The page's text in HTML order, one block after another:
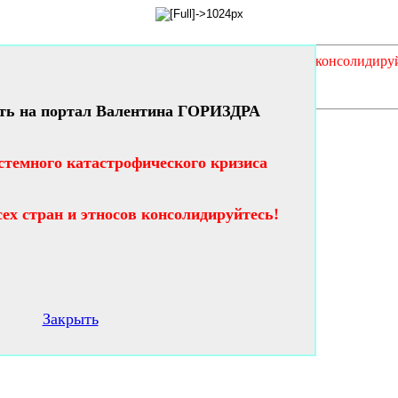
кризиса таланты и гении всех стран и этносов
на портал Валентина ГОРИЗДРА
катастрофического кризиса
стран и этносов консолидируйтесь!
Закрыть